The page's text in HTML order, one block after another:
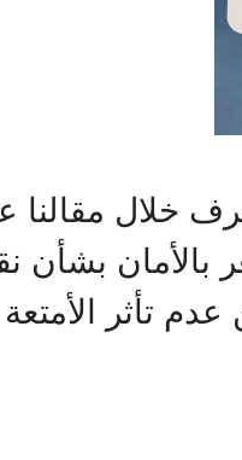
خلال مقالنا
بشأن
عدم تأثر